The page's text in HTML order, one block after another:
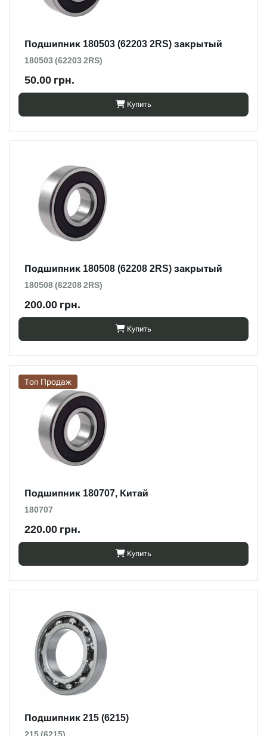
Подшипник 180503 (62203 2RS) закрытый
180503 (62203 2RS)
50.00 грн.
Купить
Подшипник 180508 (62208 2RS) закрытый
180508 (62208 2RS)
200.00 грн.
Купить
Топ Продаж
Подшипник 180707, Китай
180707
220.00 грн.
Купить
Подшипник 215 (6215)